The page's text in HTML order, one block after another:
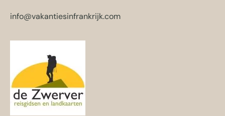
info@vakantiesinfrankrijk.com